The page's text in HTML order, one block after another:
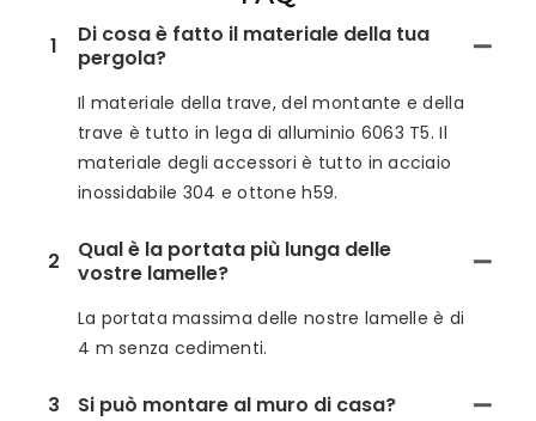
1
Di cosa è fatto il materiale della tua
pergola?
Il materiale della trave, del montante e della
trave è tutto in lega di alluminio 6063 T5. Il
materiale degli accessori è tutto in acciaio
inossidabile 304 e ottone h59.
2
Qual è la portata più lunga delle
vostre lamelle?
La portata massima delle nostre lamelle è di
4 m senza cedimenti.
3 Si può montare al muro di casa?